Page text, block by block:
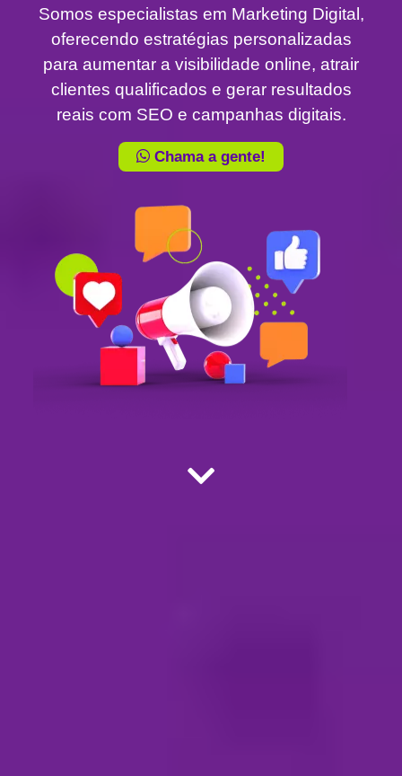
Somos especialistas em Marketing Digital,
oferecendo estratégias personalizadas
para aumentar a visibilidade online, atrair
clientes qualificados e gerar resultados
reais com SEO e campanhas digitais.
Chama a gente!